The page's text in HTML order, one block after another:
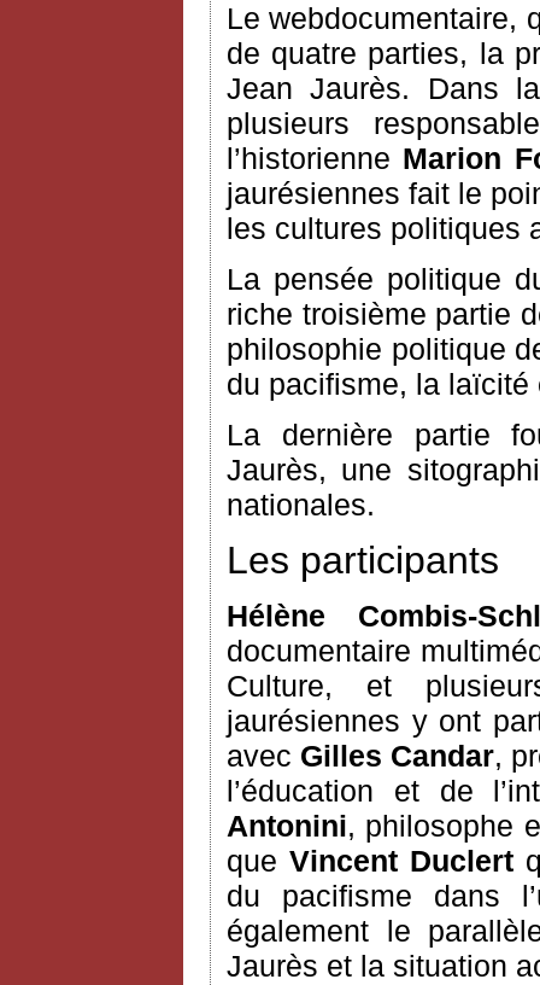
Le webdocumentaire,
de quatre parties, la
Jean Jaurès. Dans
plusieurs
l’historienne Marion
jaurésiennes fait le
les cultures politiques
La pensée politique
riche troisième partie
philosophie politique
du pacifisme, la laïcité
La dernière partie
Jaurès, une
nationales.
Les participants
Hélène Combis-
documentaire
Culture, et
jaurésiennes y ont
avec Gilles Candar,
l’éducation et de
Antonini, philosophe
que Vincent Duclert
du pacifisme dans
également le
Jaurès et la situation